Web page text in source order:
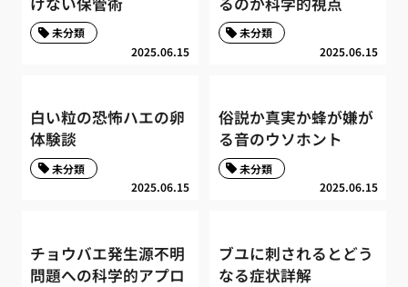
2025.06.15
未分類
2025.06.15
未分類
白い粒の恐怖ハエの卵
体験談
2025.06.15
未分類
俗説か真実か蜂が嫌が
る音のウソホント
2025.06.15
未分類
チョウバエ発生源不明
問題への科学的アプロ
ブユに刺されるとどう
なる症状詳解